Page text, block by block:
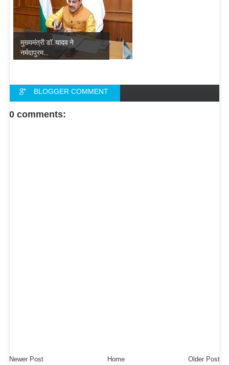
मुख्यमंत्री डॉ. यादव ने
नर्मदापुरम...
BLOGGER COMMENT
FACEBOOK COMMENT
0 comments:
Newer Post Older Post
Home